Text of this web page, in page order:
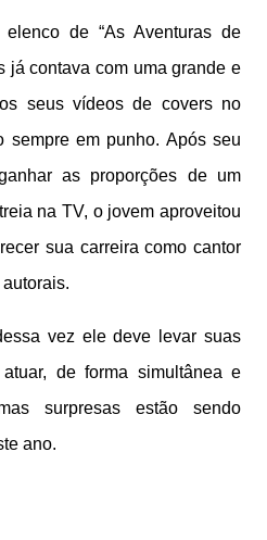
de “As Aventuras de
já contava com uma grande e
seus vídeos de covers no
sempre em punho. Após seu
as proporções de um
na TV, o jovem aproveitou
sua carreira como cantor
vez ele deve levar suas
de forma simultânea e
surpresas estão sendo
ano.